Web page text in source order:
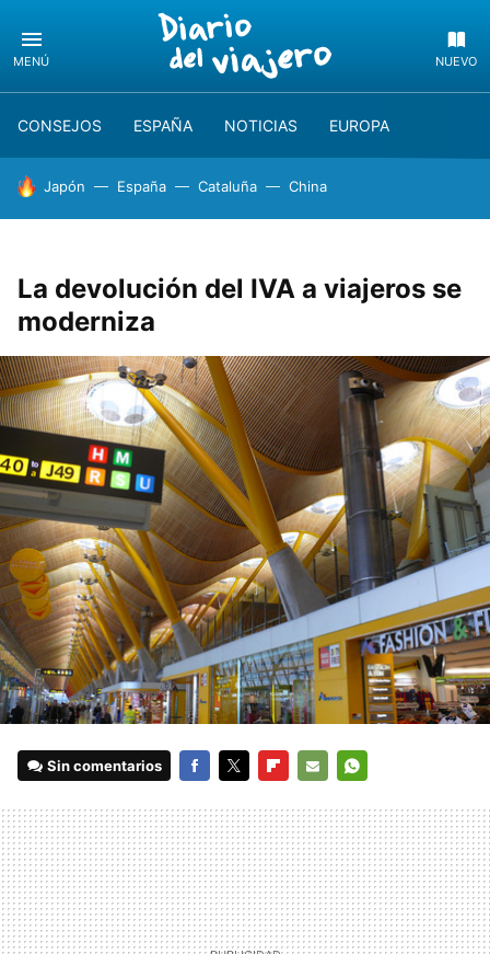
MENÚ NUEVO
CONSEJOS ESPAÑA NOTICIAS EUROPA
HOY SE HABLA DE
Japón España Cataluña China
La devolución del IVA a viajeros se
moderniza
Sin comentarios
MAIL